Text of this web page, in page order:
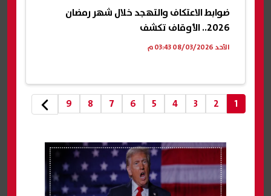
ضوابط الاعتكاف والتهجد خلال شهر رمضان
2026.. الأوقاف تكشف
الأحد 08/03/2026 03:43 م
1
2
3
4
5
6
7
8
9